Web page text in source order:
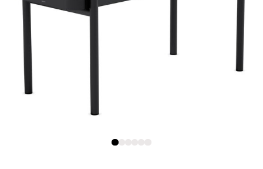
Mandal - Alti Mandal
Åpent i dag 10-18